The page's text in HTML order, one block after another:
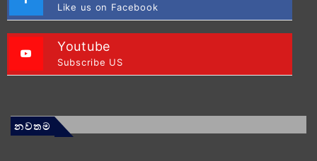
Like us on Facebook
Youtube
Subscribe US
නවතම